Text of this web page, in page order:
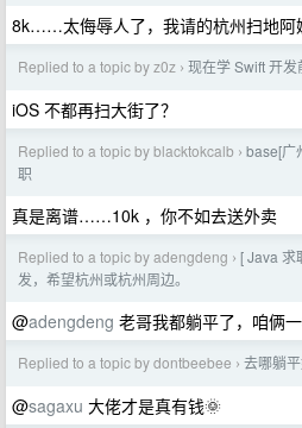
8k……太侮辱人了，我请的杭州扫地阿
Replied to a topic by z0z › 现在学 Swift 开发
iOS 不都再扫大街了？
Replied to a topic by blacktokcalb › base[广
职
真是离谱……10k ，你不如去送外卖
Replied to a topic by adengdeng › [ Java 求
发，希望杭州或杭州周边。
@adengdeng 老哥我都躺平了，咱俩
Replied to a topic by dontbeebee › 去哪躺
@sagaxu 大佬才是真有钱🌞